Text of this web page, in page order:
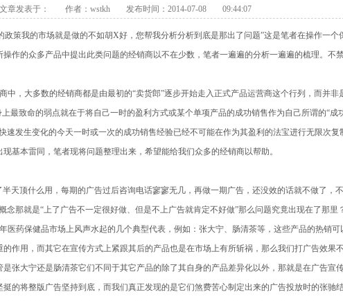
章发表于： 作者：wstkh 发布时间：2014-07-08 09:44:07
策我的市场就是做的不如胡X好，您帮我分析分析到底是那出了问题”这是笔者在操作一个
作的众多产品中提出此类问题的经销商以不在少数，笔者一遍遍的分析一遍遍的梳理。不禁
，大多数的经销商都是由最初的“卖货郎”逐步开始走入正式产品运营商这个行列，而并非
最致命的弱点就在于将自己一时的盈利方式或某个单项产品的成功销售作为自己所谓的“成
速发生变化的今天一时或一次的成功销售经验已经不可能在作为其盈利的法宝进行无限次复
基本雷同，笔者现将问题整理出来，希望能给我们众多的经销商以帮助。
天顶什么用，每期的广告过后咨询电话寥寥无几，再做一期广告，还没效的话就不做了，
念那就是“上了广告不一定很好做、但是不上广告就肯定不好做”那么问题究竟出现在了那里
药保健品市场上风声水起的几个典型代表，例如：张大宁、肠清茶等，这些产品的热销可
作用，而其它在宣传方式上紧跟其后的产品也是在市场上有所斩祸，那么我们打广告效果
张大宁还是肠清茶它们不同于其它产品的除了其自身的产品差异化以外，那就是在广告宣
的将整版广告坚持到底，而我们真正发现的是它们煞费苦心制定出来的广告投放时的张驰结